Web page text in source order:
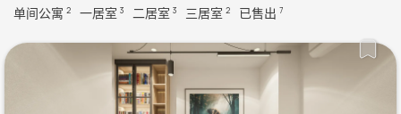
单间公寓 2 一居室 3 二居室 3 三居室 2 已售出 7